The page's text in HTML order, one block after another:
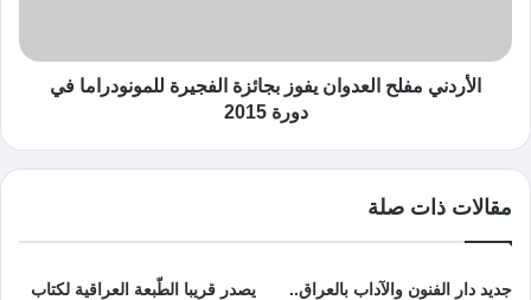
الأردني مفلح العدوان يفوز بجائزة الفجيرة للمونودراما في
دورة 2015
مقالات ذات صلة
جديد دار الفنون والآداب بالعراق..
يصدر قريبا الطّبعة العراقية لكتاب